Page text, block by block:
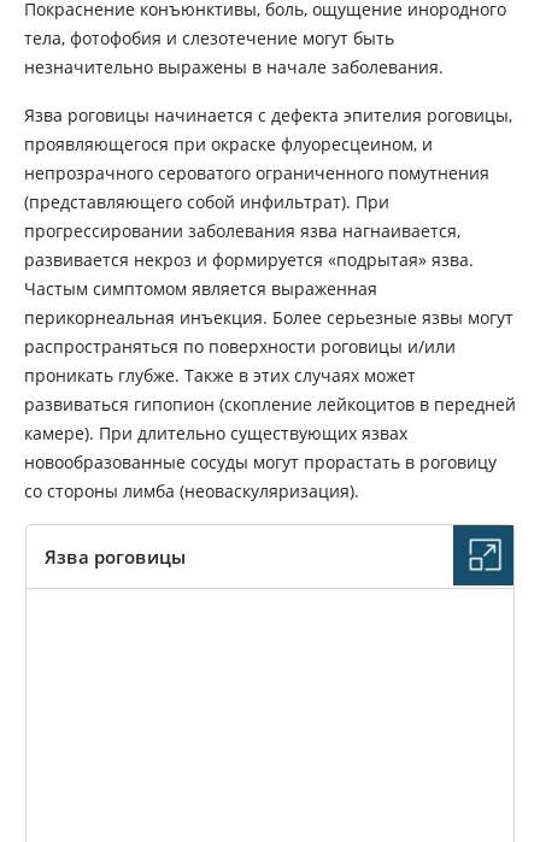
Покраснение конъюнктивы, боль, ощущение инородного
тела, фотофобия и слезотечение могут быть
незначительно выражены в начале заболевания.
Язва роговицы начинается с дефекта эпителия роговицы,
проявляющегося при окраске флуоресцеином, и
непрозрачного сероватого ограниченного помутнения
(представляющего собой инфильтрат). При
прогрессировании заболевания язва нагнаивается,
развивается некроз и формируется «подрытая» язва.
Частым симптомом является выраженная
перикорнеальная инъекция. Более серьезные язвы могут
распространяться по поверхности роговицы и/или
проникать глубже. Также в этих случаях может
развиваться гипопион (скопление лейкоцитов в передней
камере). При длительно существующих язвах
новообразованные сосуды могут прорастать в роговицу
со стороны лимба (неоваскуляризация).
Язва роговицы